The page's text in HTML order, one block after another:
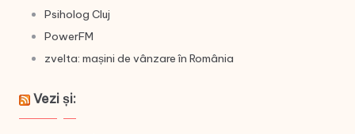
Psiholog Cluj
PowerFM
zvelta: mașini de vânzare în România
Vezi și: